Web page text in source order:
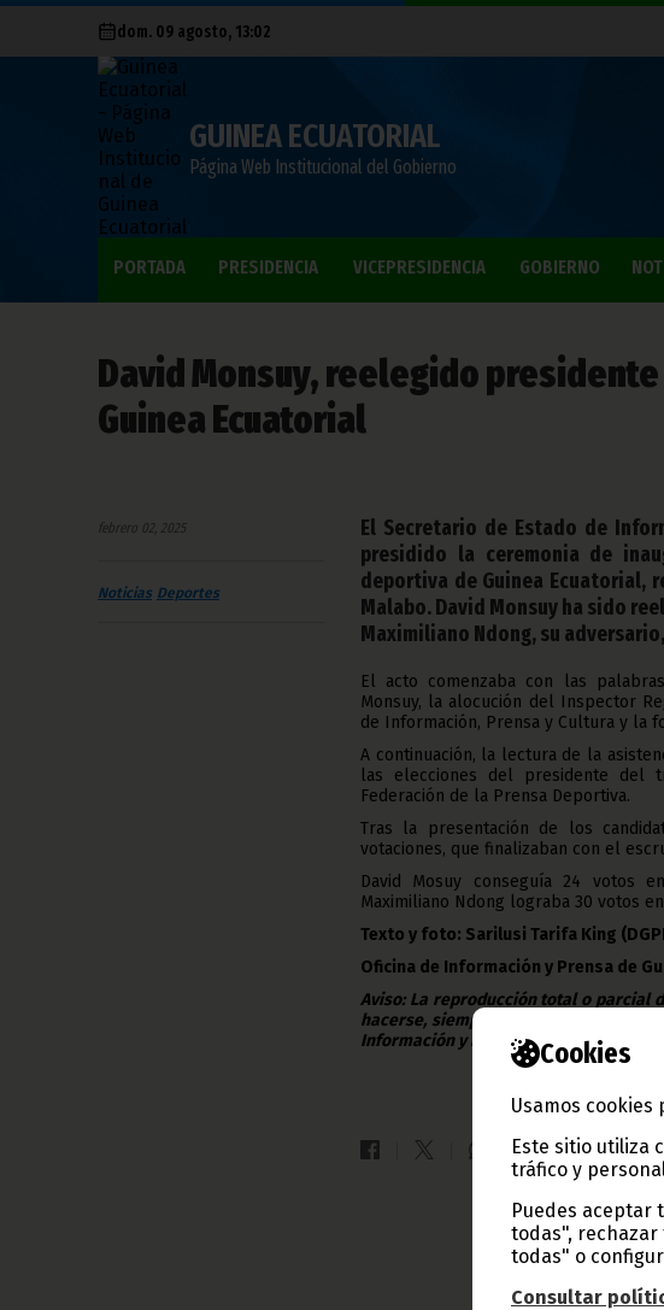
Cookies
Usamos
Este sitio utiliza
tráfico y
Puedes aceptar
todas", rechazar
todas" o
Consultar
dom. 09 agosto, 13:02
GUINEA ECUATORIAL
Página Web Institucional del Gobierno
PORTADA PRESIDENCIA VICEPRESIDENCIA GOBIERNO
David Monsuy, reelegido
Guinea Ecuatorial
febrero 02, 2025
Noticias Deportes
El Secretario de Estado de
presidido la ceremonia de
deportiva de Guinea Ecuatorial,
Malabo. David Monsuy ha sido
Maximiliano Ndong, su
El acto comenzaba con las
Monsuy, la alocución del Inspector
de Información, Prensa y Cultura y la
A continuación, la lectura de la
las elecciones del presidente
Federación de la Prensa Deportiva.
Tras la presentación de los
votaciones, que finalizaban con el
David Mosuy conseguía 24 votos
Maximiliano Ndong lograba 30 votos
Texto y foto: Sarilusi Tarifa King
Oficina de Información y Prensa de
Aviso: La reproducción total o parcial
hacerse, siempre y en todo lugar, con
Información y Prensa de Guinea